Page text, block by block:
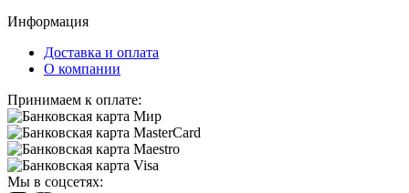
Информация
Доставка и оплата
О компании
Принимаем к оплате:
Мы в соцсетях: